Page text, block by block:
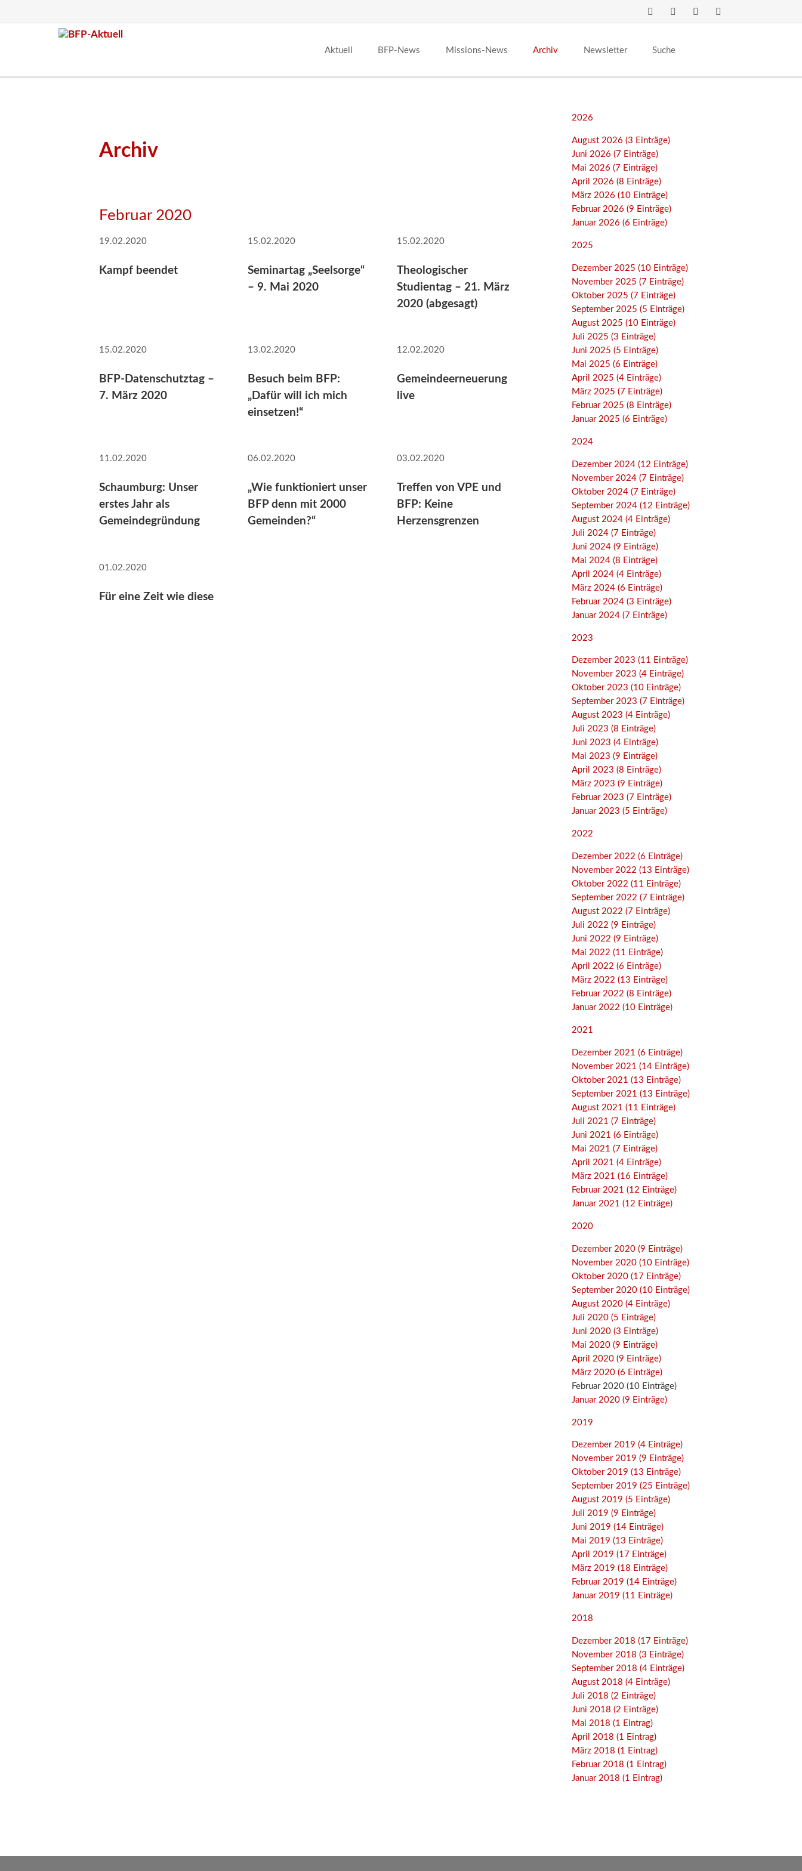
Aktuell BFP-News Missions-News Archiv Newsletter Suche
Archiv
Februar 2020
19.02.2020
Kampf beendet
15.02.2020
Seminartag „Seelsorge“
– 9. Mai 2020
15.02.2020
Theologischer
Studientag – 21. März
2020 (abgesagt)
15.02.2020
BFP-Datenschutztag –
7. März 2020
13.02.2020
Besuch beim BFP:
„Dafür will ich mich
einsetzen!“
12.02.2020
Gemeindeerneuerung
live
11.02.2020
Schaumburg: Unser
erstes Jahr als
Gemeindegründung
06.02.2020
„Wie funktioniert unser
BFP denn mit 2000
Gemeinden?“
03.02.2020
Treffen von VPE und
BFP: Keine
Herzensgrenzen
01.02.2020
Für eine Zeit wie diese
2026
August 2026 (3 Einträge)
Juni 2026 (7 Einträge)
Mai 2026 (7 Einträge)
April 2026 (8 Einträge)
März 2026 (10 Einträge)
Februar 2026 (9 Einträge)
Januar 2026 (6 Einträge)
2025
Dezember 2025 (10 Einträge)
November 2025 (7 Einträge)
Oktober 2025 (7 Einträge)
September 2025 (5 Einträge)
August 2025 (10 Einträge)
Juli 2025 (3 Einträge)
Juni 2025 (5 Einträge)
Mai 2025 (6 Einträge)
April 2025 (4 Einträge)
März 2025 (7 Einträge)
Februar 2025 (8 Einträge)
Januar 2025 (6 Einträge)
2024
Dezember 2024 (12 Einträge)
November 2024 (7 Einträge)
Oktober 2024 (7 Einträge)
September 2024 (12 Einträge)
August 2024 (4 Einträge)
Juli 2024 (7 Einträge)
Juni 2024 (9 Einträge)
Mai 2024 (8 Einträge)
April 2024 (4 Einträge)
März 2024 (6 Einträge)
Februar 2024 (3 Einträge)
Januar 2024 (7 Einträge)
2023
Dezember 2023 (11 Einträge)
November 2023 (4 Einträge)
Oktober 2023 (10 Einträge)
September 2023 (7 Einträge)
August 2023 (4 Einträge)
Juli 2023 (8 Einträge)
Juni 2023 (4 Einträge)
Mai 2023 (9 Einträge)
April 2023 (8 Einträge)
März 2023 (9 Einträge)
Februar 2023 (7 Einträge)
Januar 2023 (5 Einträge)
2022
Dezember 2022 (6 Einträge)
November 2022 (13 Einträge)
Oktober 2022 (11 Einträge)
September 2022 (7 Einträge)
August 2022 (7 Einträge)
Juli 2022 (9 Einträge)
Juni 2022 (9 Einträge)
Mai 2022 (11 Einträge)
April 2022 (6 Einträge)
März 2022 (13 Einträge)
Februar 2022 (8 Einträge)
Januar 2022 (10 Einträge)
2021
Dezember 2021 (6 Einträge)
November 2021 (14 Einträge)
Oktober 2021 (13 Einträge)
September 2021 (13 Einträge)
August 2021 (11 Einträge)
Juli 2021 (7 Einträge)
Juni 2021 (6 Einträge)
Mai 2021 (7 Einträge)
April 2021 (4 Einträge)
März 2021 (16 Einträge)
Februar 2021 (12 Einträge)
Januar 2021 (12 Einträge)
2020
Dezember 2020 (9 Einträge)
November 2020 (10 Einträge)
Oktober 2020 (17 Einträge)
September 2020 (10 Einträge)
August 2020 (4 Einträge)
Juli 2020 (5 Einträge)
Juni 2020 (3 Einträge)
Mai 2020 (9 Einträge)
April 2020 (9 Einträge)
März 2020 (6 Einträge)
Februar 2020 (10 Einträge)
Januar 2020 (9 Einträge)
2019
Dezember 2019 (4 Einträge)
November 2019 (9 Einträge)
Oktober 2019 (13 Einträge)
September 2019 (25 Einträge)
August 2019 (5 Einträge)
Juli 2019 (9 Einträge)
Juni 2019 (14 Einträge)
Mai 2019 (13 Einträge)
April 2019 (17 Einträge)
März 2019 (18 Einträge)
Februar 2019 (14 Einträge)
Januar 2019 (11 Einträge)
2018
Dezember 2018 (17 Einträge)
November 2018 (3 Einträge)
September 2018 (4 Einträge)
August 2018 (4 Einträge)
Juli 2018 (2 Einträge)
Juni 2018 (2 Einträge)
Mai 2018 (1 Eintrag)
April 2018 (1 Eintrag)
März 2018 (1 Eintrag)
Februar 2018 (1 Eintrag)
Januar 2018 (1 Eintrag)